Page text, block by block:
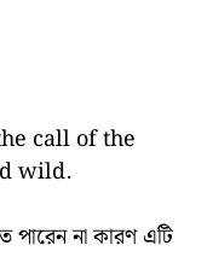
call of the
wild.
পারেন না কারণ এটি